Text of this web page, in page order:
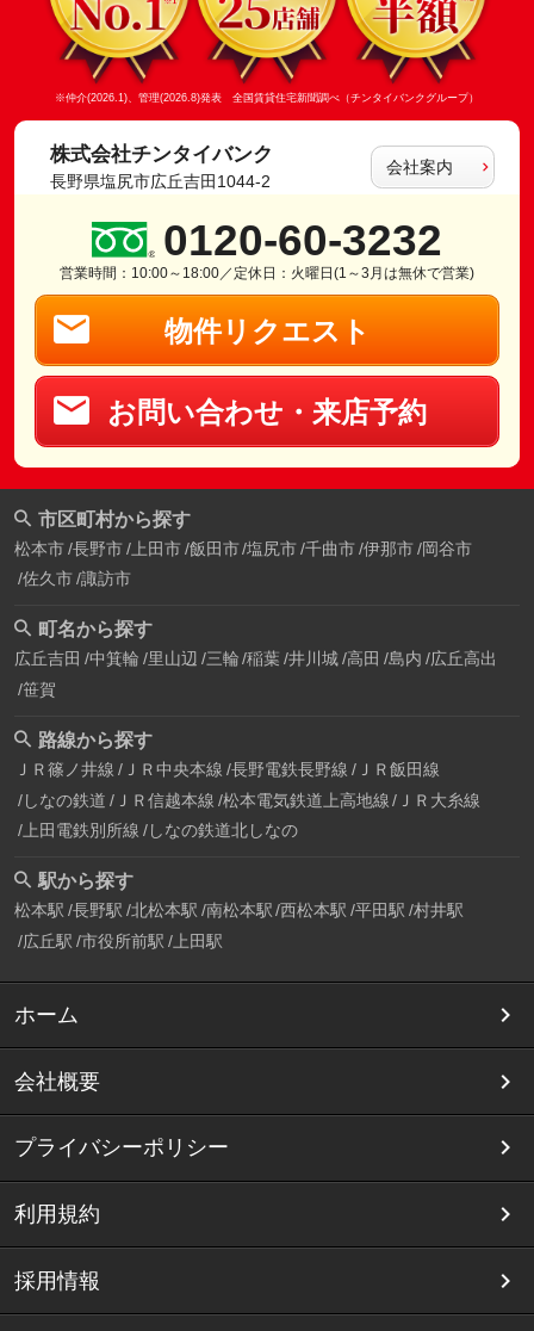
※仲介(2026.1)、管理(2026.8)発表 全国賃貸住宅新聞調べ（チンタイバンクグループ）
株式会社チンタイバンク
長野県塩尻市広丘吉田1044-2
会社案内
0120-60-3232
営業時間：10:00～18:00／定休日：火曜日(1～3月は無休で営業)
物件リクエスト
お問い合わせ・来店予約
市区町村から探す
松本市 長野市 上田市 飯田市 塩尻市 千曲市 伊那市 岡谷市
佐久市 諏訪市
町名から探す
広丘吉田 中箕輪 里山辺 三輪 稲葉 井川城 高田 島内 広丘高出
笹賀
路線から探す
ＪＲ篠ノ井線 ＪＲ中央本線 長野電鉄長野線 ＪＲ飯田線
しなの鉄道 ＪＲ信越本線 松本電気鉄道上高地線
ＪＲ大糸線
上田電鉄別所線 しなの鉄道北しなの
駅から探す
松本駅 長野駅 北松本駅 南松本駅 西松本駅 平田駅 村井駅
広丘駅 市役所前駅 上田駅
ホーム
会社概要
プライバシーポリシー
利用規約
採用情報